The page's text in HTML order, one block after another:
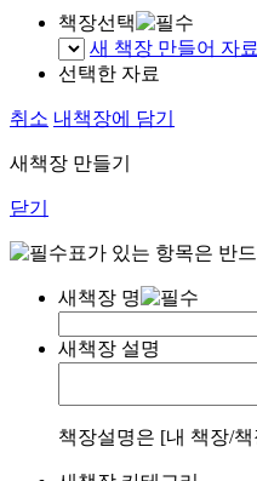
책장선택
새 책장 만들어 자료
선택한 자료
취소 내책장에 담기
새책장 만들기
닫기
표가 있는 항목은 반
새책장 명
새책장 설명
책장설명은 [내 책장/